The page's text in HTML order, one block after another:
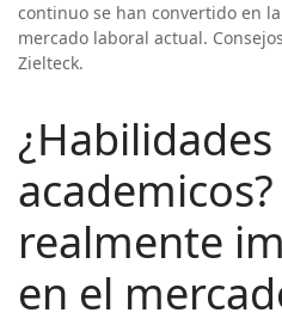
continuo se han convertido en
mercado laboral actual.
Zielteck.
realmente
en el